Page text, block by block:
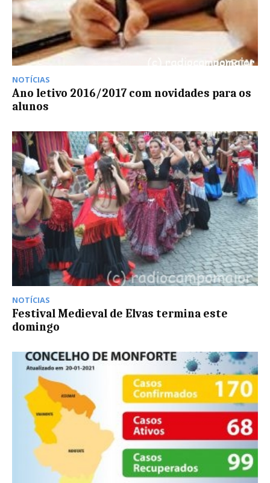
NOTÍCIAS
Ano letivo 2016/2017 com novidades para os
alunos
NOTÍCIAS
Festival Medieval de Elvas termina este
domingo